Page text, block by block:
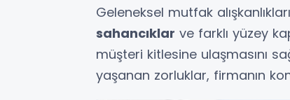
Geleneksel mutfak
sahancıklar ve farklı yüzey
müşteri kitlesine ulaşmasını
yaşanan zorluklar, firmanın